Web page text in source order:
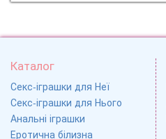
Каталог
Секс-іграшки для Неї
Секс-іграшки для Нього
Анальні іграшки
Еротична білизна